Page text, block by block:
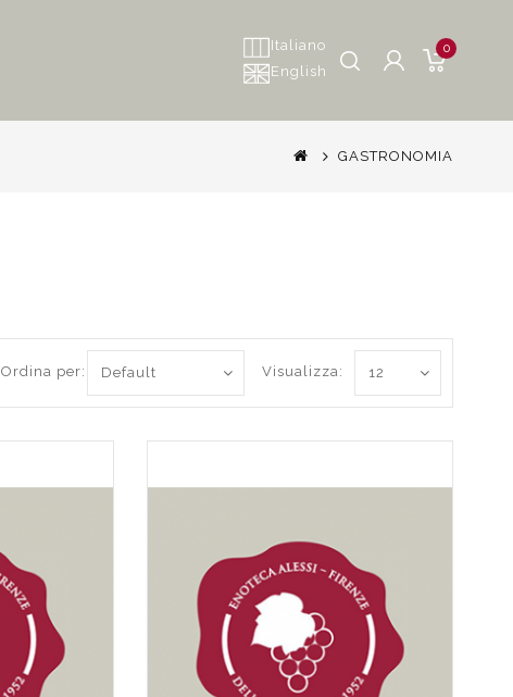
Italiano
English
0
GASTRONOMIA
Visualizza:
Ordina per: